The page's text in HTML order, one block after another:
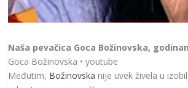
Naša pevačica Goca Božinovska,
Goca Božinovska • youtube
Međutim, Božinovska nije uvek živela u